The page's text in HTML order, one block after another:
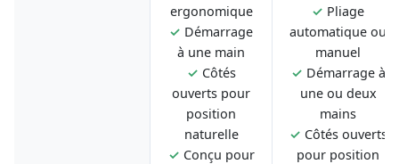
ergonomique
✓ Démarrage
à une main
✓ Côtés
ouverts pour
position
naturelle
✓ Conçu pour
✓ Pliage
automatique ou
manuel
✓ Démarrage à
une ou deux
mains
✓ Côtés ouverts
pour position